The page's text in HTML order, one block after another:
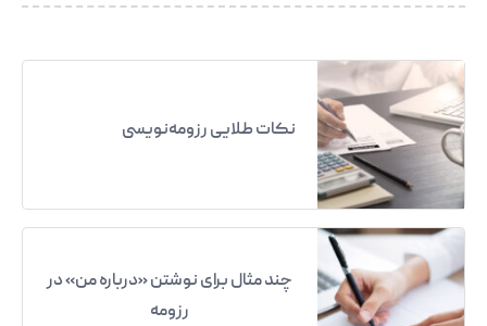
نکات طلایی رزومه‌نویسی
چند مثال برای نوشتن «درباره من» در
رزومه